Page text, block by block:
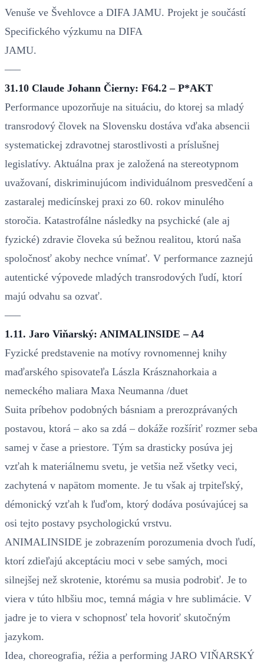
Venuše ve Švehlovce a DIFA JAMU. Projekt je součástí
Specifického výzkumu na DIFA
JAMU.
–––
31.10 Claude Johann Čierny: F64.2 – P*AKT
Performance upozorňuje na situáciu, do ktorej sa mladý
transrodový človek na Slovensku dostáva vďaka absencii
systematickej zdravotnej starostlivosti a príslušnej
legislatívy. Aktuálna prax je založená na stereotypnom
uvažovaní, diskriminujúcom individuálnom presvedčení a
zastaralej medicínskej praxi zo 60. rokov minulého
storočia. Katastrofálne následky na psychické (ale aj
fyzické) zdravie človeka sú bežnou realitou, ktorú naša
spoločnosť akoby nechce vnímať. V performance zaznejú
autentické výpovede mladých transrodových ľudí, ktorí
majú odvahu sa ozvať.
–––
1.11. Jaro Viňarský: ANIMALINSIDE – A4
Fyzické predstavenie na motívy rovnomennej knihy
maďarského spisovateľa Lászla Krásznahorkaia a
nemeckého maliara Maxa Neumanna /duet
Suita príbehov podobných básniam a prerozprávaných
postavou, ktorá – ako sa zdá – dokáže rozšíriť rozmer seba
samej v čase a priestore. Tým sa drasticky posúva jej
vzťah k materiálnemu svetu, je vetšia než všetky veci,
zachytená v napätom momente. Je tu však aj trpiteľský,
démonický vzťah k ľuďom, ktorý dodáva posúvajúcej sa
osi tejto postavy psychologickú vrstvu.
ANIMALINSIDE je zobrazením porozumenia dvoch ľudí,
ktorí zdieľajú akceptáciu moci v sebe samých, moci
silnejšej než skrotenie, ktorému sa musia podrobiť. Je to
viera v túto hlbšiu moc, temná mágia v hre sublimácie. V
jadre je to viera v schopnosť tela hovoriť skutočným
jazykom.
Idea, choreografia, réžia a performing JARO VIŇARSKÝ